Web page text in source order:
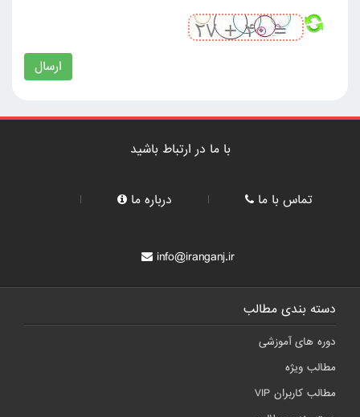
ارسال
با ما در ارتباط باشید
تماس با ما درباره ما
info@iranganj.ir
دسته بندی مطالب
دوره های آموزشی
مطالب ویژه
مطالب کاربران VIP